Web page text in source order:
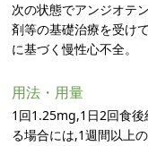
次の状態でアンジオテ
剤等の基礎治療を受け
に基づく慢性心不全。
用法・用量
1回1.25mg,1日2回食
る場合には,1週間以上